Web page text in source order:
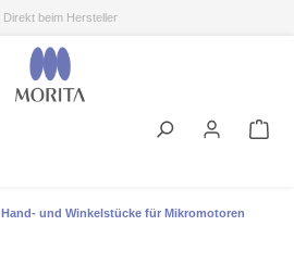
Direkt beim Hersteller
Hand- und Winkelstücke für Mikromotoren